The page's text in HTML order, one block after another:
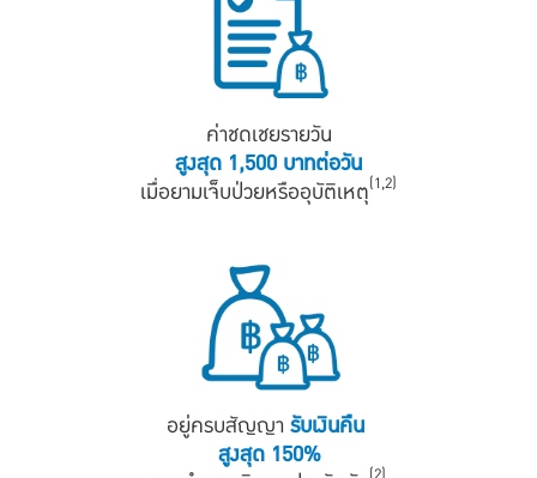
ค่าชดเชยรายวัน
สูงสุด 1,500 บาทต่อวัน
เมื่อยามเจ็บป่วยหรืออุบัติเหตุ(1,2)
อยู่ครบสัญญา รับเงินคืน
สูงสุด 150%